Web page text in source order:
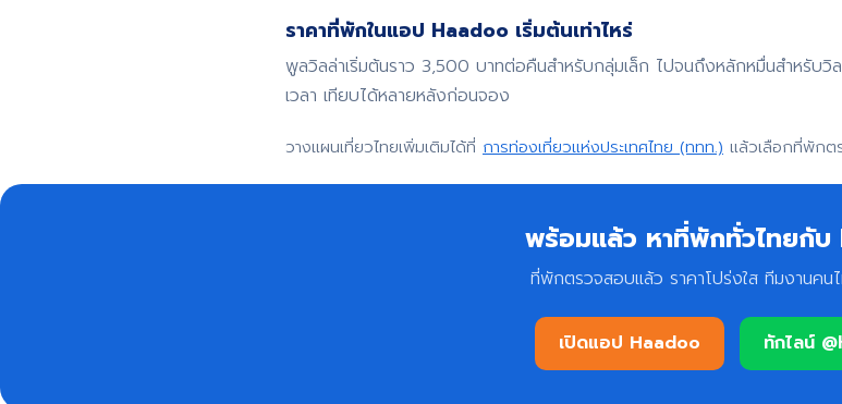
ราคาที่พักในแอป Haadoo เริ่มต้นเท่าไหร่
พูลวิลล่าเริ่มต้นราว 3,500 บาทต่อคืนสำหรับกลุ่มเล็ก ไปจนถึงหลักหมื่นสำหรับ
เวลา เทียบได้หลายหลังก่อนจอง
วางแผนเที่ยวไทยเพิ่มเติมได้ที่ การท่องเที่ยวแห่งประเทศไทย (ททท.) แล้วเลือกที่พักต
พร้อมแล้ว หาที่พักทั่วไทยกับ
ที่พักตรวจสอบแล้ว ราคาโปร่งใส ทีมงานคน
เปิดแอป Haadoo ทักไลน์